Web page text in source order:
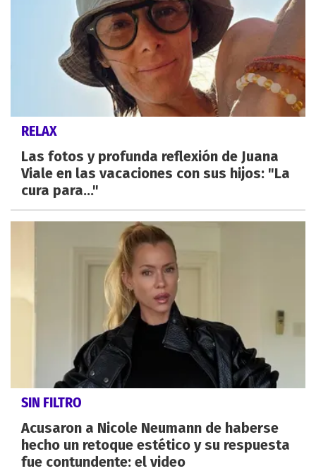
RELAX
Las fotos y profunda reflexión de Juana
Viale en las vacaciones con sus hijos: "La
cura para..."
SIN FILTRO
Acusaron a Nicole Neumann de haberse
hecho un retoque estético y su respuesta
fue contundente: el video